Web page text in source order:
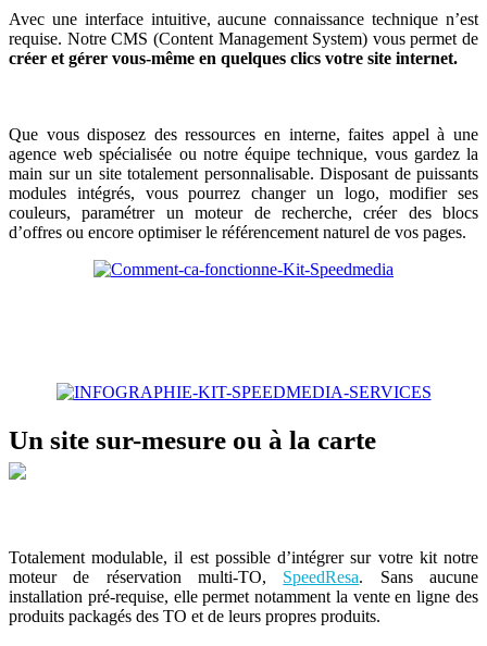
Avec une interface intuitive, aucune connaissance technique n’est
requise. Notre CMS (Content Management System) vous permet de
créer et gérer vous-même en quelques clics votre site internet.
Que vous disposez des ressources en interne, faites appel à une
agence web spécialisée ou notre équipe technique, vous gardez la
main sur un site totalement personnalisable. Disposant de puissants
modules intégrés, vous pourrez changer un logo, modifier ses
couleurs, paramétrer un moteur de recherche, créer des blocs
d’offres ou encore optimiser le référencement naturel de vos pages.
Un site sur-mesure ou à la carte
Totalement modulable, il est possible d’intégrer sur votre kit notre
moteur de réservation multi-TO, SpeedResa. Sans aucune
installation pré-requise, ellepermet notamment la vente en ligne des
produits packagés des TO et de leurs propres produits.